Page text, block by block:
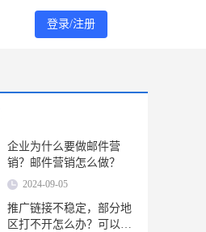
登录/注册
企业为什么要做邮件营
销？邮件营销怎么做？
2024-09-05
推广链接不稳定，部分地
区打不开怎么办？可以使